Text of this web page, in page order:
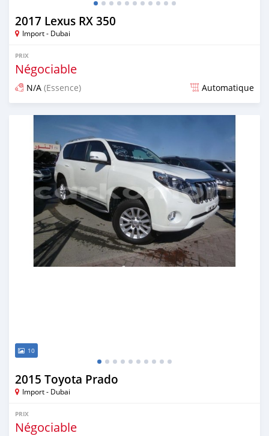
2017 Lexus RX 350
Import - Dubai
PRIX
Négociable
N/A (Essence) Automatique
Publié il y a presque 7 ans
10
2015 Toyota Prado
Import - Dubai
PRIX
Négociable